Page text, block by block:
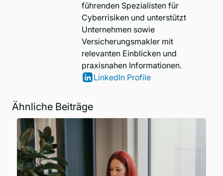
führenden Spezialisten für
Cyberrisiken und unterstützt
Unternehmen sowie
Versicherungsmakler mit
relevanten Einblicken und
praxisnahen Informationen.
LinkedIn Profile
Ähnliche Beiträge